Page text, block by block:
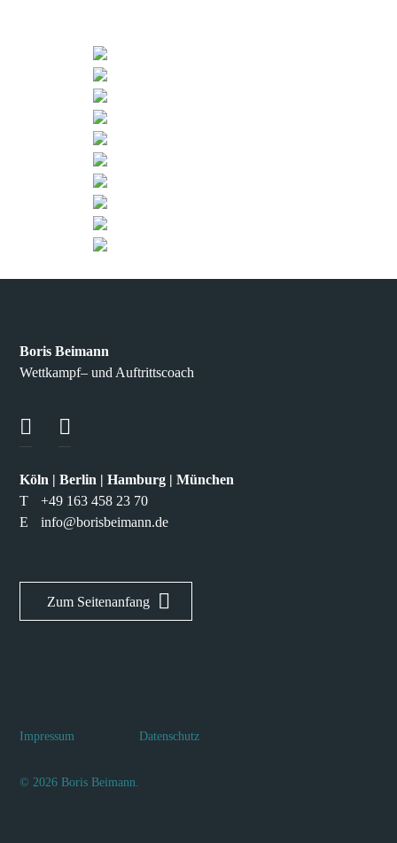
Boris Beimann
Wettkampf– und Auftrittscoach
Köln | Berlin | Hamburg | München
T
+49 163 458 23 70
E
info@borisbeimann.de
Zum Seitenanfang
Impressum Datenschutz
© 2026 Boris Beimann.